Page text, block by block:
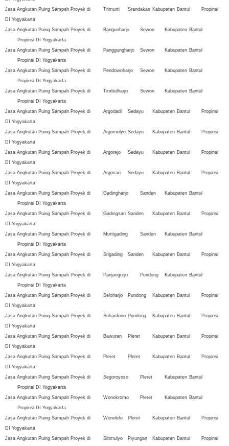
Jasa Angkutan Puing Sampah Proyek di
Trimurti Srandakan Kabupaten Bantul
Propinsi
DI Yogyakarta
Jasa Angkutan Puing Sampah Proyek di
Bangunharjo Sewon Kabupaten Bantul
Propinsi DI Yogyakarta
Jasa Angkutan Puing Sampah Proyek di
Panggungharjo Sewon Kabupaten Bantul
Propinsi DI Yogyakarta
Jasa Angkutan Puing Sampah Proyek di
Pendowoharjo Sewon Kabupaten Bantul
Propinsi DI Yogyakarta
Jasa Angkutan Puing Sampah Proyek di
Timbulharjo Sewon Kabupaten Bantul
Propinsi DI Yogyakarta
Jasa Angkutan Puing Sampah Proyek di
Argodadi Sedayu Kabupaten Bantul
Propinsi
DI Yogyakarta
Jasa Angkutan Puing Sampah Proyek di
Argomulyo Sedayu Kabupaten Bantul
Propinsi
DI Yogyakarta
Jasa Angkutan Puing Sampah Proyek di
Argorejo Sedayu Kabupaten Bantul
Propinsi
DI Yogyakarta
Jasa Angkutan Puing Sampah Proyek di
Argosari Sedayu Kabupaten Bantul
Propinsi
DI Yogyakarta
Jasa Angkutan Puing Sampah Proyek di
Gadingharjo Sanden Kabupaten Bantul
Propinsi DI Yogyakarta
Jasa Angkutan Puing Sampah Proyek di
Gadingsari Sanden Kabupaten Bantul
Propinsi
DI Yogyakarta
Jasa Angkutan Puing Sampah Proyek di
Murtigading Sanden Kabupaten Bantul
Propinsi DI Yogyakarta
Jasa Angkutan Puing Sampah Proyek di
Srigading Sanden Kabupaten Bantul
Propinsi
DI Yogyakarta
Jasa Angkutan Puing Sampah Proyek di
Panjangrejo Pundong Kabupaten Bantul
Propinsi DI Yogyakarta
Jasa Angkutan Puing Sampah Proyek di
Seloharjo Pundong Kabupaten Bantul
Propinsi
DI Yogyakarta
Jasa Angkutan Puing Sampah Proyek di
Srihardono Pundong Kabupaten Bantul
Propinsi
DI Yogyakarta
Jasa Angkutan Puing Sampah Proyek di
Bawuran Pleret Kabupaten Bantul
Propinsi
DI Yogyakarta
Jasa Angkutan Puing Sampah Proyek di
Pleret Pleret Kabupaten Bantul
Propinsi
DI Yogyakarta
Jasa Angkutan Puing Sampah Proyek di
Segoroyoso Pleret Kabupaten Bantul
Propinsi DI Yogyakarta
Jasa Angkutan Puing Sampah Proyek di
Wonokromo Pleret Kabupaten Bantul
Propinsi DI Yogyakarta
Jasa Angkutan Puing Sampah Proyek di
Wonolelo Pleret Kabupaten Bantul
Propinsi
DI Yogyakarta
Jasa Angkutan Puing Sampah Proyek di
Sitimulyo Piyungan Kabupaten Bantul Propinsi